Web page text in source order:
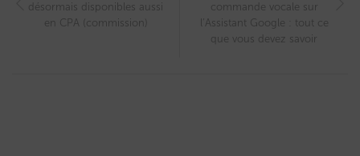
désormais disponibles aussi
en CPA (commission)
commande vocale sur
l’Assistant Google : tout ce
que vous devez savoir